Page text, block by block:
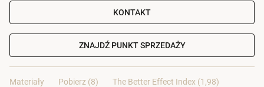
KONTAKT
ZNAJDŹ PUNKT SPRZEDAŻY
Materiały Pobierz (8) The Better Effect Index (1,98)